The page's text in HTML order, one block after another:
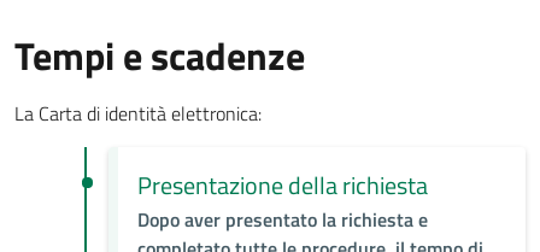
Tempi e scadenze
La Carta di identità elettronica:
Presentazione della richiesta
Dopo aver presentato la richiesta e